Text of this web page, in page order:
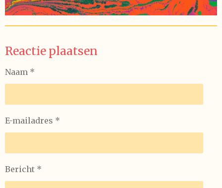
Reactie plaatsen
Naam *
E-mailadres *
Bericht *